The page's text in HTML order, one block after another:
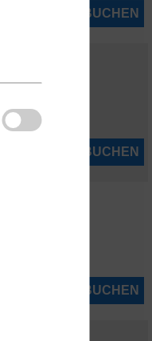
JETZT BUCHEN
JETZT BUCHEN
JETZT BUCHEN